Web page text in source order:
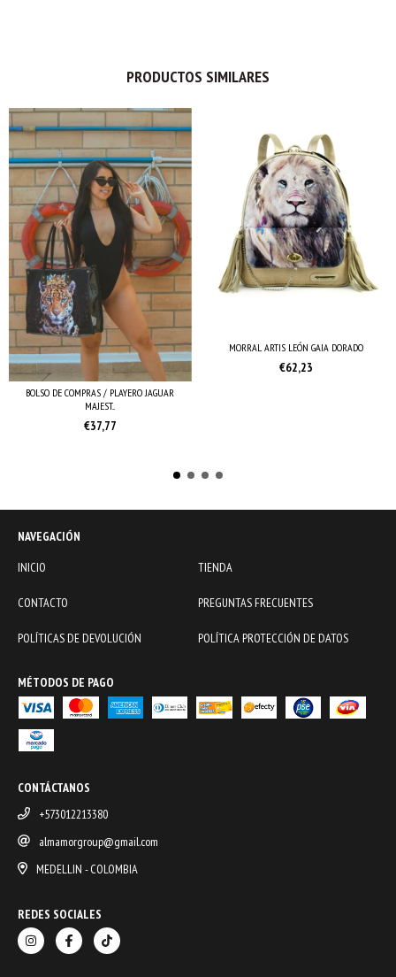
PRODUCTOS SIMILARES
BOLSO DE COMPRAS / PLAYERO JAGUAR
MAJEST...
€37,77
MORRAL ARTIS LEÓN GAIA DORADO
€62,23
NAVEGACIÓN
INICIO
TIENDA
CONTACTO PREGUNTAS FRECUENTES
POLÍTICAS DE DEVOLUCIÓN POLÍTICA PROTECCIÓN DE DATOS
MÉTODOS DE PAGO
CONTÁCTANOS
+573012213380
almamorgroup@gmail.com
MEDELLIN - COLOMBIA
REDES SOCIALES